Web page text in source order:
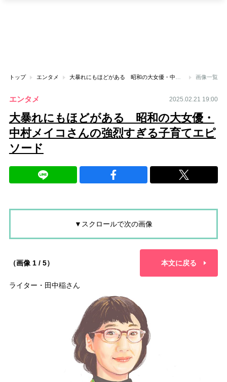
トップ エンタメ 画像一覧
エンタメ 2025.02.21 19:00
大暴れにもほどがある 昭和の大女優・
中村メイコさんの強烈すぎる子育てエピ
ソード
▼スクロールで次の画像
（画像 1 / 5） 本文に戻る
ライター・田中稲さん